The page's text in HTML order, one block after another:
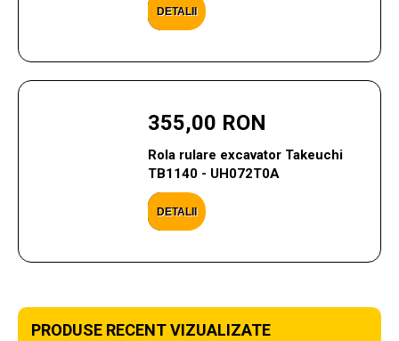
DETALII
355,00 RON
Rola rulare excavator Takeuchi
TB1140 - UH072T0A
DETALII
PRODUSE RECENT VIZUALIZATE